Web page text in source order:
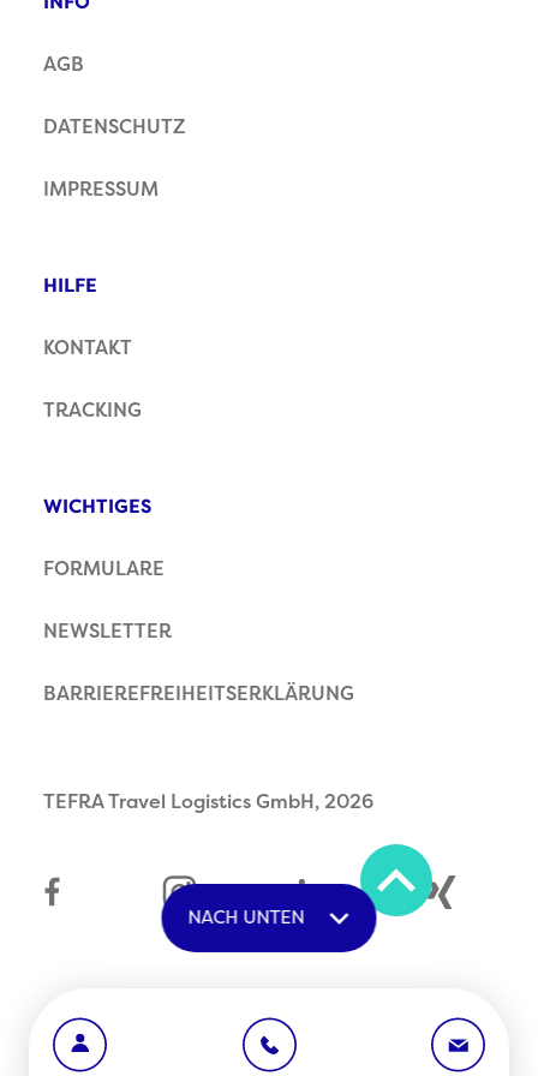
AGB
DATENSCHUTZ
IMPRESSUM
HILFE
KONTAKT
TRACKING
WICHTIGES
FORMULARE
NEWSLETTER
BARRIEREFREIHEITSERKLÄRUNG
TEFRA Travel Logistics GmbH, 2026
NACH UNTEN